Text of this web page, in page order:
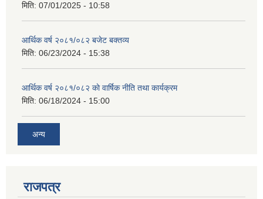
मिति: 07/01/2025 - 10:58
आर्थिक वर्ष २०८१/०८२ बजेट बक्तव्य
मिति: 06/23/2024 - 15:38
आर्थिक वर्ष २०८१/०८२ काे वार्षिक नीति तथा कार्यक्रम
मिति: 06/18/2024 - 15:00
अन्य
राजपत्र